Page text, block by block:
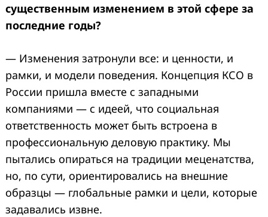
существенным изменением в этой сфере за
последние годы?
— Изменения затронули все: и ценности, и
рамки, и модели поведения. Концепция КСО в
России пришла вместе с западными
компаниями — с идеей, что социальная
ответственность может быть встроена в
профессиональную деловую практику. Мы
пытались опираться на традиции меценатства,
но, по сути, ориентировались на внешние
образцы — глобальные рамки и цели, которые
задавались извне.